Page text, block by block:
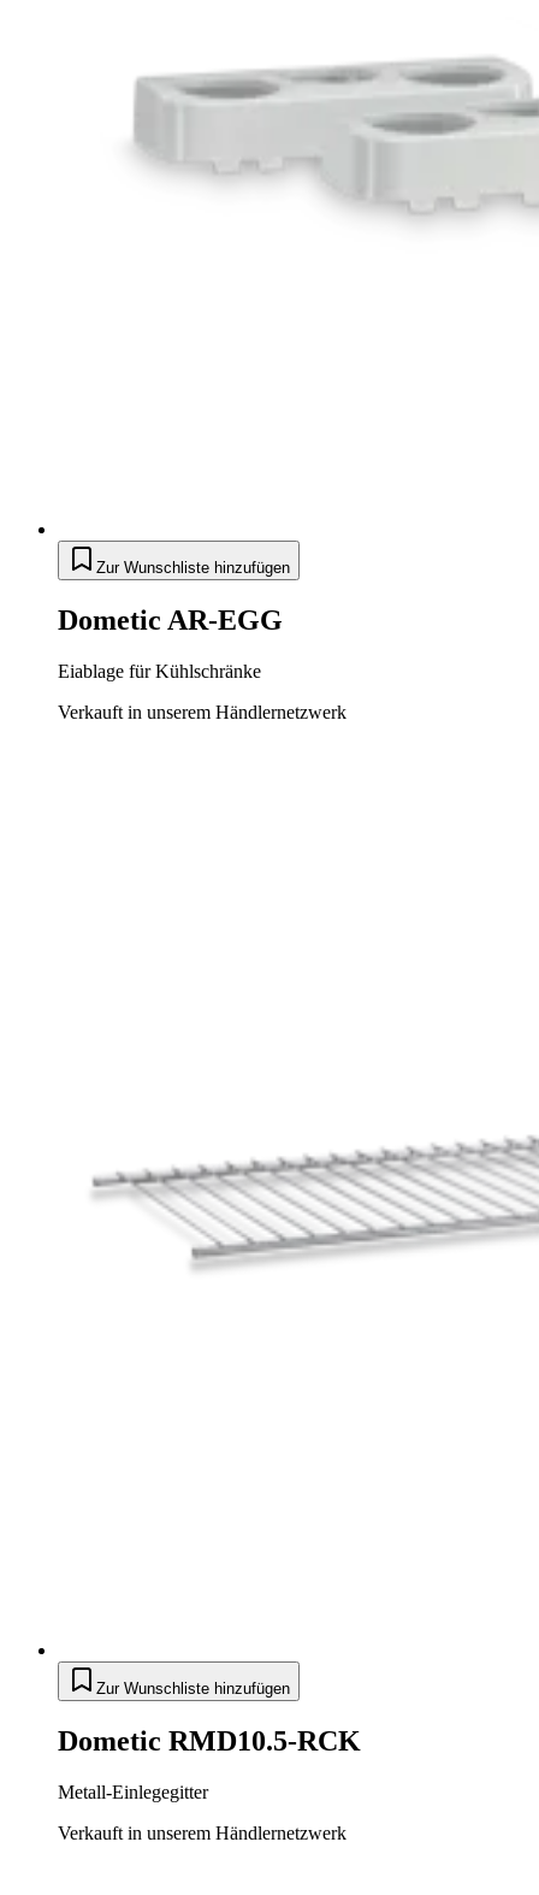
Zur Wunschliste hinzufügen
Dometic AR-EGG
Eiablage für Kühlschränke
Verkauft in unserem Händlernetzwerk
Zur Wunschliste hinzufügen
Dometic RMD10.5-RCK
Metall-Einlegegitter
Verkauft in unserem Händlernetzwerk